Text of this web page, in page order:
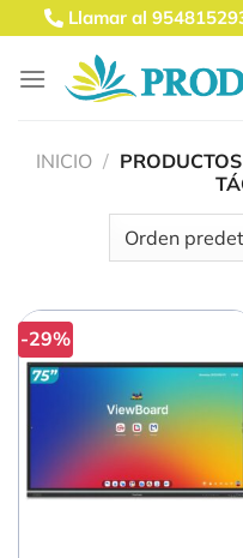
Saltar
al
contenido
Llamar al
INICIO /
-29%